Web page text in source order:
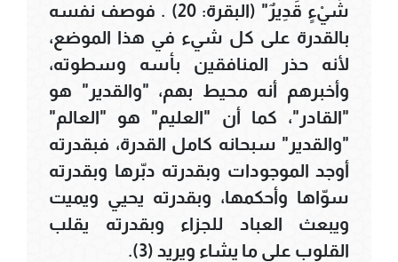
شَيْءٍ قَدِيرٌ" (البقرة: 20) . فوصف نفسه
بالقدرة على كل شيء في هذا الموضع،
لأنه حذر المنافقين بأسه وسطوته،
وأخبرهم أنه محيط بهم، "والقدير" هو
"القادر"، كما أن "العليم" هو "العالم"
"والقدير" سبحانه كامل القدرة، فبقدرته
أوجد الموجودات وبقدرته دبّرها وبقدرته
سوّاها وأحكمها، وبقدرته يحيي ويميت
ويبعث العباد للجزاء وبقدرته يقلب
القلوب على ما يشاء ويريد (3).